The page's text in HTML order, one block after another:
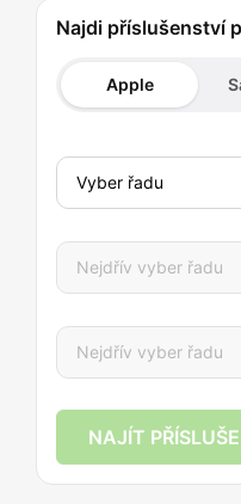
Najdi příslušenství
Apple
NAJÍT